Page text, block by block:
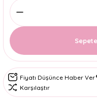
Fiyatı Düşünce Haber Ver
Karşılaştır